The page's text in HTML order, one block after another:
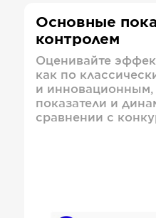
Основные
контролем
Оценивайте
как по
и
показатели и
сравнении с